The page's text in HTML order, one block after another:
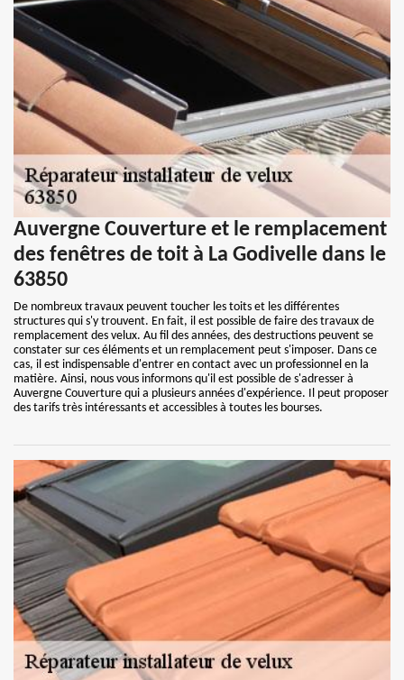
Auvergne Couverture et le remplacement
des fenêtres de toit à La Godivelle dans le
63850
De nombreux travaux peuvent toucher les toits et les différentes
structures qui s'y trouvent. En fait, il est possible de faire des travaux de
remplacement des velux. Au fil des années, des destructions peuvent se
constater sur ces éléments et un remplacement peut s'imposer. Dans ce
cas, il est indispensable d'entrer en contact avec un professionnel en la
matière. Ainsi, nous vous informons qu'il est possible de s'adresser à
Auvergne Couverture qui a plusieurs années d'expérience. Il peut proposer
des tarifs très intéressants et accessibles à toutes les bourses.